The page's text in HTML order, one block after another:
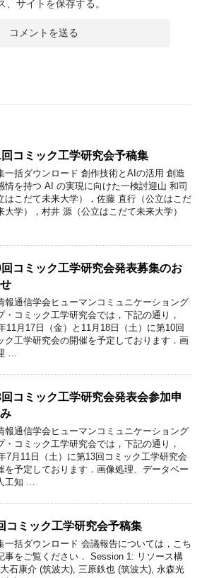
サイトを保存する。
コミック工学研究会予稿集
一括ダウンロード 創作技術とAIの活用 創造
情を持つ AI の実現に向けた一検討迎山 和司
はこだて未来大学），佐藤 直行（公立はこだ
大学），村井 源（公立はこだて未来大学）
コミック工学研究会発表募集のお
報通信学会ヒューマンコミュニケーショング
・コミック工学研究会では，下記の通り，
11月17日（金）と11月18日（土）に第10回
ク工学研究会の開催を予定しております．画
…
コミック工学研究会発表会参加申
報通信学会ヒューマンコミュニケーショング
・コミック工学研究会では，下記の通り，
7月11日（土）に第13回コミック工学研究会
を予定しております．画像処理、データベー
工知 …
コミック工学研究会予稿集
一括ダウンロード 会議報告については，こち
事をご覧ください． Session 1: リソース構
石康介 (筑波大), 三原鉄也 (筑波大), 永森光